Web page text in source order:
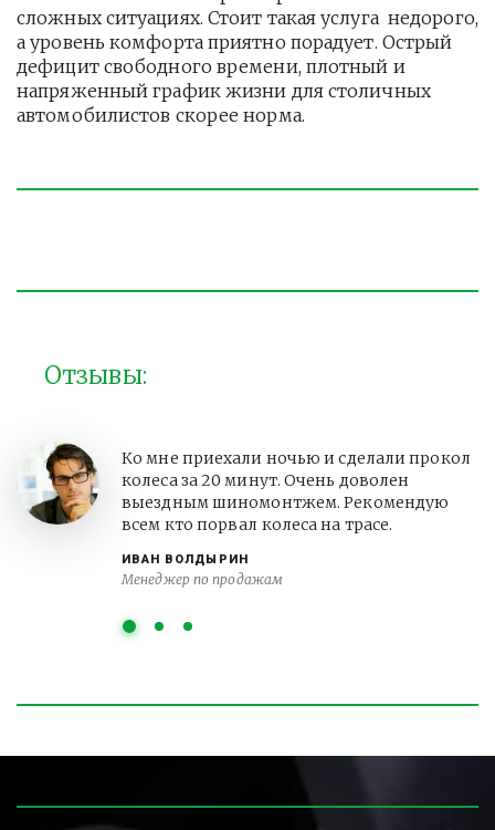
сложных ситуациях. Стоит такая услуга  недорого,
а уровень комфорта приятно порадует. Острый
дефицит свободного времени, плотный и
напряженный график жизни для столичных
автомобилистов скорее норма.
Отзывы:
ИВАН ВОЛДЫРИН
Менеджер по продажам
Ко мне приехали ночью и сделали прокол
колеса за 20 минут. Очень доволен
выездным шиномонтжем. Рекомендую
всем кто порвал колеса на трасе.